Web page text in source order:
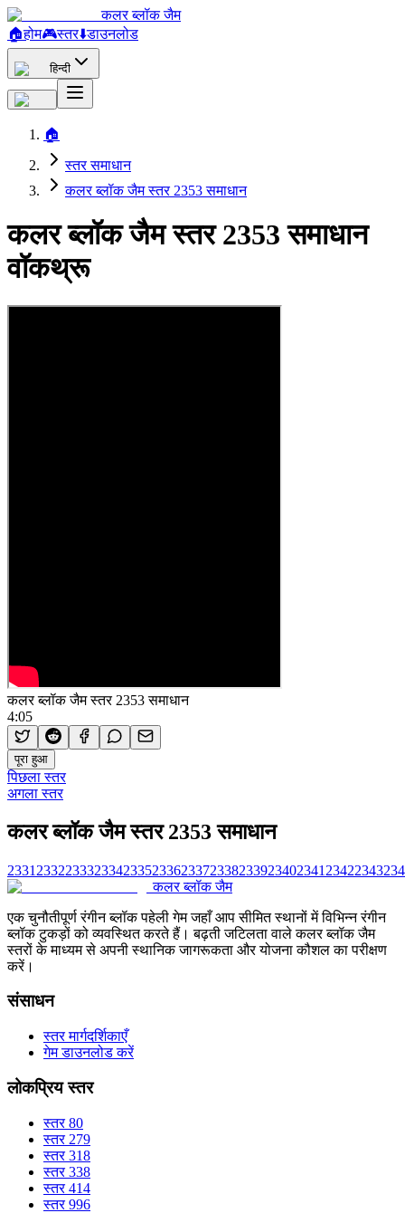
कलर ब्लॉक जैम
🏠होम🎮स्तर⬇️डाउनलोड
हिन्दी
🏠
स्तर समाधान
कलर ब्लॉक जैम स्तर 2353 समाधान
कलर ब्लॉक जैम स्तर 2353 समाधान
वॉकथ्रू
कलर ब्लॉक जैम स्तर 2353 समाधान
4:05
पूरा हुआ
पिछला स्तर
अगला स्तर
कलर ब्लॉक जैम स्तर 2353 समाधान
2331 2332233323342335233623372338233923402341 23422343
कलर ब्लॉक जैम
एक चुनौतीपूर्ण रंगीन ब्लॉक पहेली गेम जहाँ आप सीमित स्थानों में विभिन्न रंगीन
ब्लॉक टुकड़ों को व्यवस्थित करते हैं। बढ़ती जटिलता वाले कलर ब्लॉक जैम
स्तरों के माध्यम से अपनी स्थानिक जागरूकता और योजना कौशल का परीक्षण
करें।
संसाधन
स्तर मार्गदर्शिकाएँ
गेम डाउनलोड करें
लोकप्रिय स्तर
स्तर 80
स्तर 279
स्तर 318
स्तर 338
स्तर 414
स्तर 996